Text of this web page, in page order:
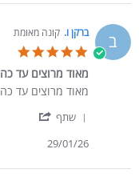
ב ברקן ו. קונה מאומת
מאוד מרוצים עד כה
Review by ברקן ו. on 29 Jan 2026
review stating מאוד מרוצים עד כה
מאוד מרוצים עד כה
שתף
29/01/26